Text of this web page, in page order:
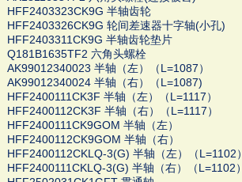
HFF2403323CK9G 半轴齿轮
HFF2403326CK9G 轮间差速器十字轴(小孔)
HFF2403311CK9G 半轴齿轮垫片
Q181B1635TF2 六角头螺栓
AK99012340023 半轴（左）（L=1087）
AK99012340024 半轴（右）（L=1087)
HFF2400111CK3F 半轴（左）（L=1117）
HFF2400112CK3F 半轴（右）（L=1117）
HFF2400111CK9GOM 半轴（左）
HFF2400112CK9GOM 半轴（右）
HFF2400112CKLQ-3(G) 半轴（左）（L=1102）
HFF2400111CKLQ-3(G) 半轴（右）（L=1102）